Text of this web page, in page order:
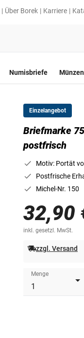
Über Borek Karriere
Numisbriefe Münzen
Einzelangebot
Briefmarke
postfrisch
Motiv: Portät
Postfrische
Michel-Nr. 150
32,90
inkl. gesetzl. MwSt.
zzgl. Versand
Menge